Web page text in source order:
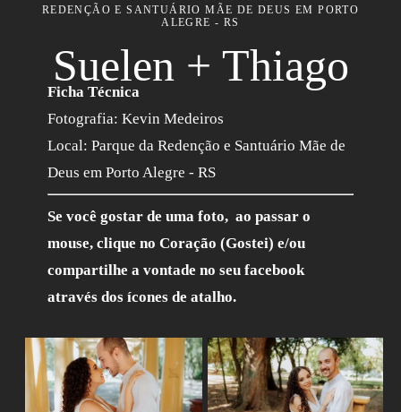
REDENÇÃO E SANTUÁRIO MÃE DE DEUS EM PORTO
ALEGRE - RS
Suelen + Thiago
Ficha Técnica
Fotografia: Kevin Medeiros
Local: Parque da Redenção e Santuário Mãe de
Deus em Porto Alegre - RS
Se você gostar de uma foto, ao passar o
mouse, clique no Coração (Gostei) e/ou
compartilhe a vontade no seu facebook
através dos ícones de atalho.